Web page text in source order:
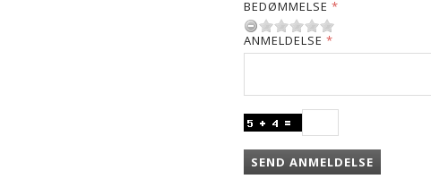
BEDØMMELSE
ANMELDELSE
SEND ANMELDELSE